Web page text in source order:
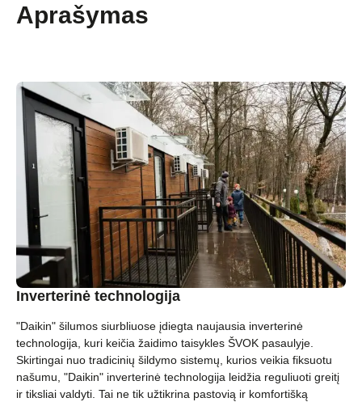
Aprašymas
Inverterinė technologija
"Daikin" šilumos siurbliuose įdiegta naujausia inverterinė
technologija, kuri keičia žaidimo taisykles ŠVOK pasaulyje.
Skirtingai nuo tradicinių šildymo sistemų, kurios veikia fiksuotu
našumu, "Daikin" inverterinė technologija leidžia reguliuoti greitį
ir tiksliai valdyti. Tai ne tik užtikrina pastovią ir komfortišką